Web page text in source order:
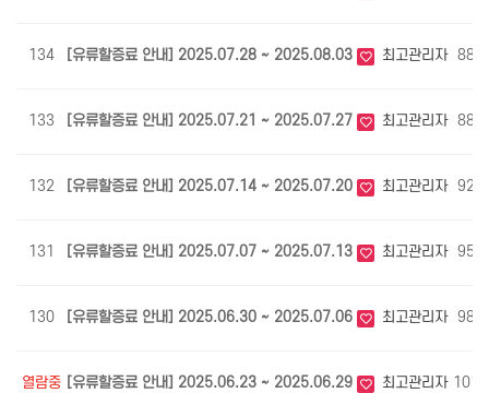
134 [유류할증료 안내] 2025.07.28 ~ 2025.08.03 최고관리자 889
133 [유류할증료 안내] 2025.07.21 ~ 2025.07.27 최고관리자 888
132 [유류할증료 안내] 2025.07.14 ~ 2025.07.20 최고관리자 926
131 [유류할증료 안내] 2025.07.07 ~ 2025.07.13 최고관리자 959
130 [유류할증료 안내] 2025.06.30 ~ 2025.07.06 최고관리자 989
열람중 [유류할증료 안내] 2025.06.23 ~ 2025.06.29 최고관리자 1017